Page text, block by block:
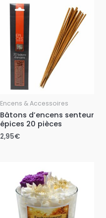
Encens & Accessoires
Bâtons d’encens senteur
épices 20 pièces
2,95€